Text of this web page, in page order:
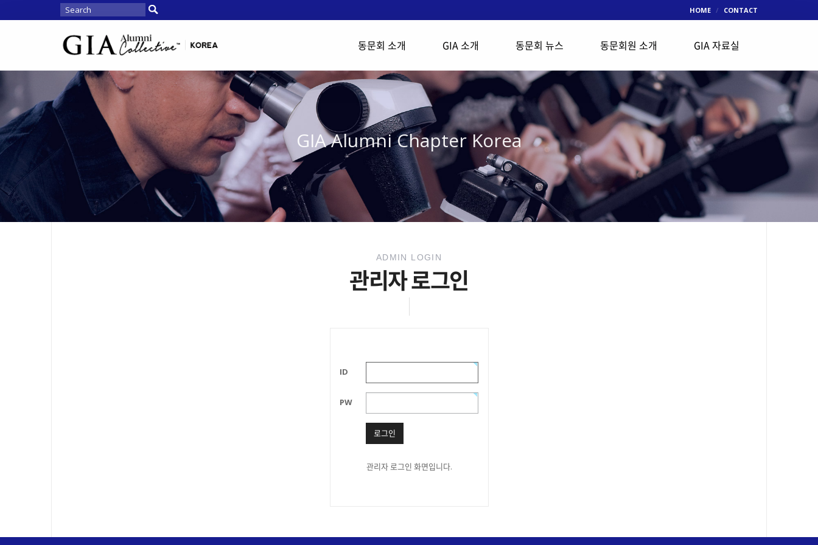
HOME CONTACT
동문회 소개 GIA 소개 동문회 뉴스 동문회원 소개 GIA 자료실
GIA Alumni Chapter Korea
ADMIN LOGIN
관리자 로그인
ID
PW
로그인
관리자 로그인 화면입니다.